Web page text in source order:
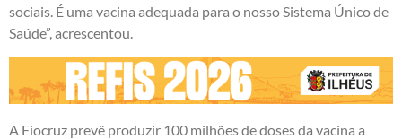
sociais. É uma vacina adequada para o nosso Sistema Único de
Saúde”, acrescentou.
A Fiocruz prevê produzir 100 milhões de doses da vacina a